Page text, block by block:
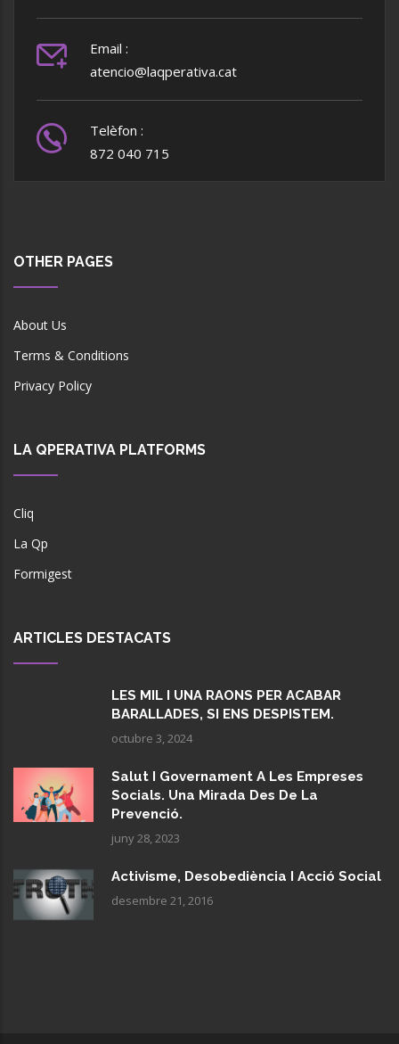
Email :
atencio@laqperativa.cat
Telèfon :
872 040 715
OTHER PAGES
About Us
Terms & Conditions
Privacy Policy
LA QPERATIVA PLATFORMS
Cliq
La Qp
Formigest
ARTICLES DESTACATS
LES MIL I UNA RAONS PER ACABAR
BARALLADES, SI ENS DESPISTEM.
octubre 3, 2024
Salut I Governament A Les Empreses
Socials. Una Mirada Des De La
Prevenció.
juny 28, 2023
Activisme, Desobediència I Acció Social
desembre 21, 2016